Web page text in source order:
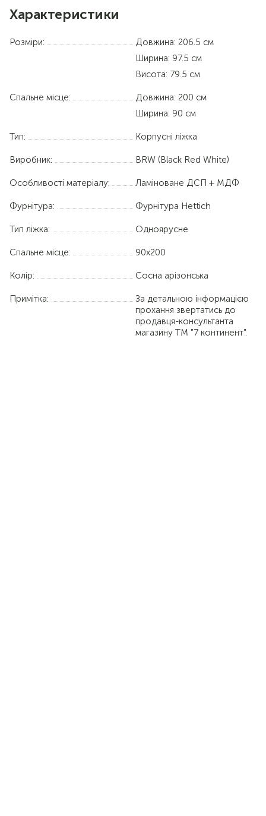
Характеристики
Розміри:
Довжина: 206.5 см
Ширина: 97.5 см
Висота: 79.5 см
Спальне місце: Довжина: 200 см
Ширина: 90 см
Тип: Корпусні ліжка
Виробник: BRW (Black Red White)
Особливості матеріалу: Ламіноване ДСП + МДФ
Фурнітура: Фурнітура Hettich
Тип ліжка: Одноярусне
Спальне місце: 90х200
Колір: Сосна арізонська
Примітка:
За детальною інформацією
прохання звертатись до
продавця-консультанта
магазину ТМ "7 континент".